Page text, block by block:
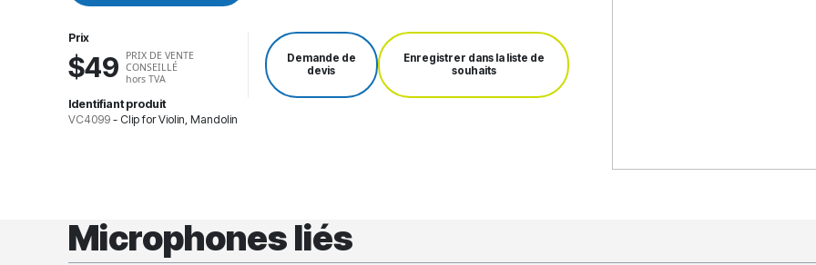
Prix
$49
PRIX DE VENTE
CONSEILLÉ
hors TVA
Demande de
devis
Enregistrer dans la liste de
souhaits
Identifiant produit
VC4099 - Clip for Violin, Mandolin
Microphones liés